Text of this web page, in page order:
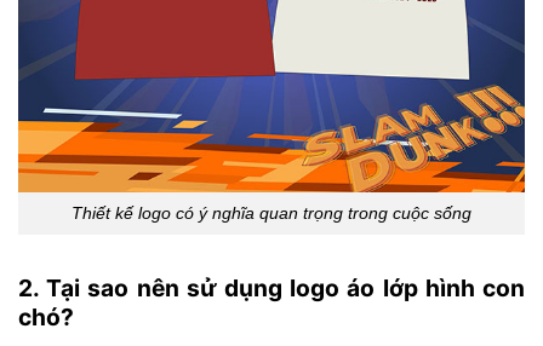
Thiết kế logo có ý nghĩa quan trọng trong cuộc sống
2. Tại sao nên sử dụng logo áo lớp hình con
chó?